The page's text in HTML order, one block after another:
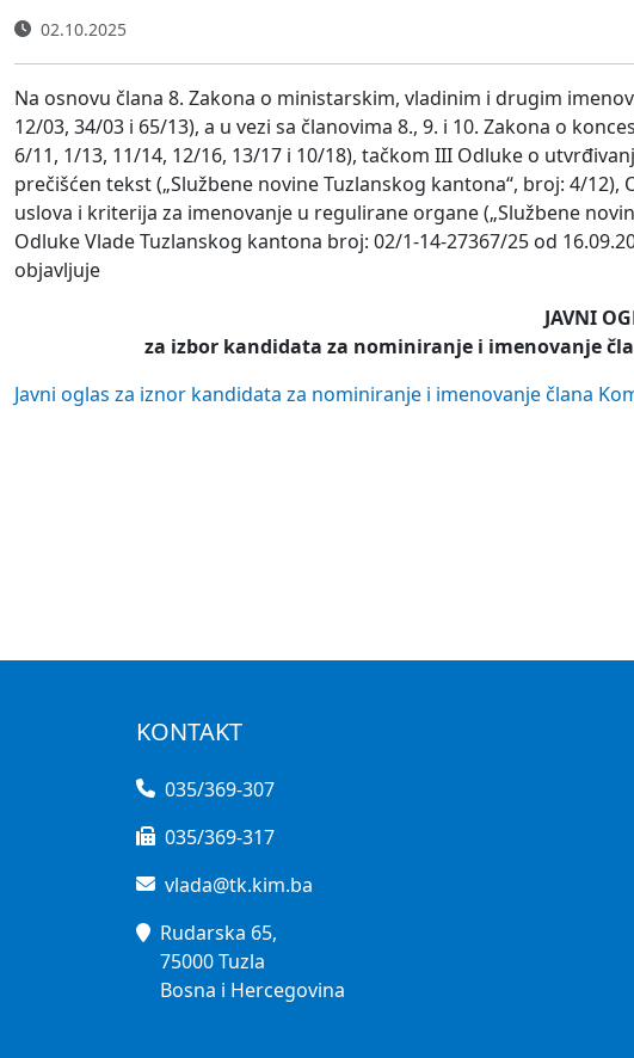
02.10.2025
Na osnovu člana 8. Zakona o ministarskim, vladinim i drugim
12/03, 34/03 i 65/13), a u vezi sa članovima 8., 9. i 10. Zakona o
6/11, 1/13, 11/14, 12/16, 13/17 i 10/18), tačkom III Odluke o
prečišćen tekst („Službene novine Tuzlanskog kantona“, broj: 4/
uslova i kriterija za imenovanje u regulirane organe („Službene
Odluke Vlade Tuzlanskog kantona broj: 02/1-14-27367/25 od
objavljuje
JAVNI
za izbor kandidata za nominiranje i imenovanje
Javni oglas za iznor kandidata za nominiranje i imenovanje člana
KONTAKT
035/369-307
035/369-317
vlada@tk.kim.ba
Rudarska 65,
75000 Tuzla
Bosna i Hercegovina